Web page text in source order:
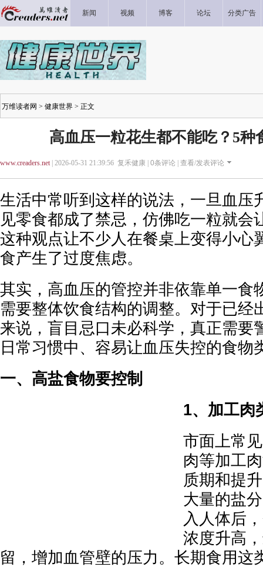
新闻 视频 博客 论坛 分类广告
万维读者网 > 健康世界 > 正文
高血压一粒花生都不能吃？5种
www.creaders.net| 2026-05-31 21:39:56 复禾健康 | 0条评论 | 查看/发表评论
生活中常听到这样的说法，一旦血压
见零食都成了禁忌，仿佛吃一粒就会
这种观点让不少人在餐桌上变得小心
食产生了过度焦虑。
其实，高血压的管控并非依靠单一食
需要整体饮食结构的调整。对于已经
来说，盲目忌口未必科学，真正需要
日常习惯中、容易让血压失控的食物
一、高盐食物要控制
1、加工肉
市面上常
肉等加工
质期和提
大量的盐
入人体后
浓度升高
留，增加血管壁的压力。长期食用这